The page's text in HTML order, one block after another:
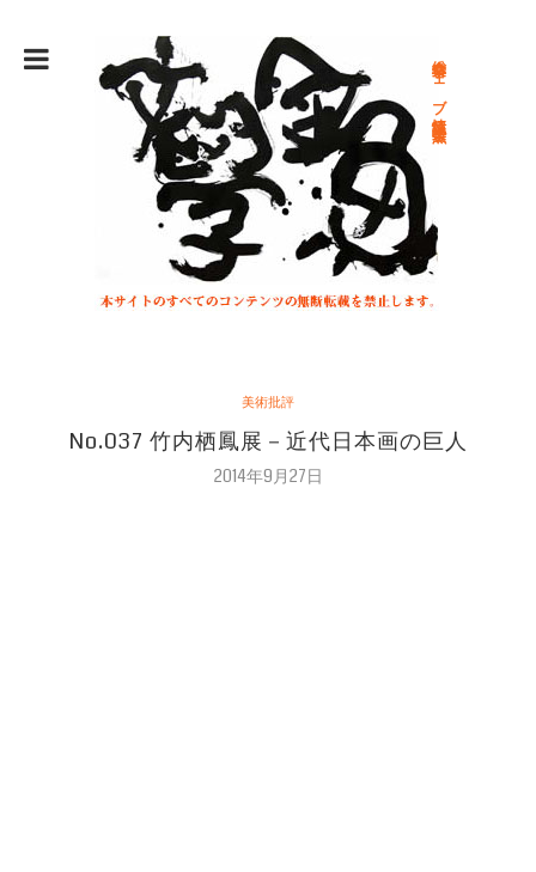
総合文学ウェブ情報誌 文学金魚
美術批評
No.037 竹内栖鳳展－近代日本画の巨人
2014年9月27日